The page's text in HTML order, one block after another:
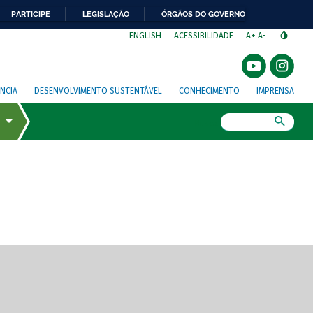
PARTICIPE LEGISLAÇÃO ÓRGÃOS DO GOVERNO
ENGLISH ACESSIBILIDADE A+ A-
DESENVOLVIMENTO SUSTENTÁVEL CONHECIMENTO IMPRENSA
de tela